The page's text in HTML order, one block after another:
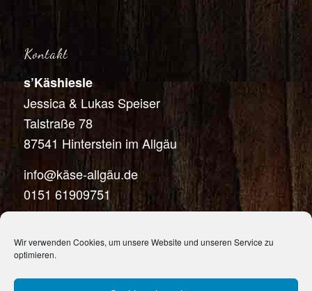
Wir verwenden Cookies, um unsere Website und unseren Service zu
optimieren.
Kontakt
s’Käshiesle
Jessica & Lukas Speiser
Talstraße 78
87541 Hinterstein im Allgäu
info@käse-allgäu.de
0151 61909751